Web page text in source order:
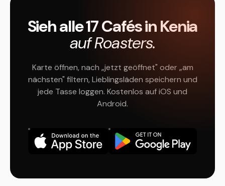
Sieh alle 17 Cafés in Kenia
auf Roasters.
Karte öffnen, nach „jetzt geöffnet" oder „am
nächsten" filtern, Lieblingsläden speichern und
jede Tasse loggen. Kostenlos auf iOS und
Android.